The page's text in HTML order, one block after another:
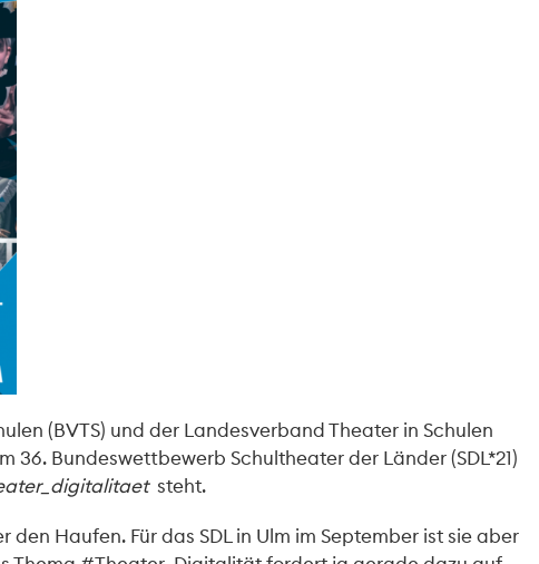
(BVTS) und der Landesverband Theater in Schulen
36. Bundeswettbewerb Schultheater der Länder (SDL*21)
steht.
den Haufen. Für das SDL in Ulm im September ist sie aber